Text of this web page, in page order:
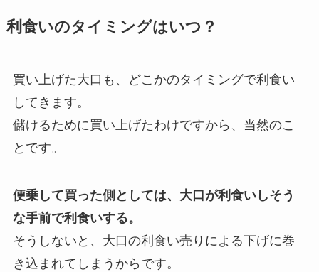
利食いのタイミングはいつ？
買い上げた大口も、どこかのタイミングで利食い
してきます。
儲けるために買い上げたわけですから、当然のこ
とです。
便乗して買った側としては、大口が利食いしそう
な手前で利食いする。
そうしないと、大口の利食い売りによる下げに巻
き込まれてしまうからです。